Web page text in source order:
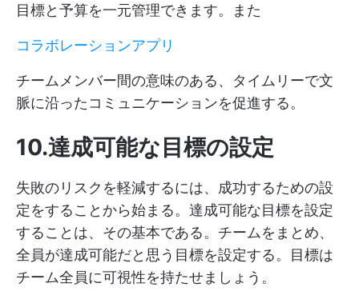
目標と予算を一元管理できます。また
コラボレーションアプリ
チームメンバー間の意味のある、タイムリーで文
脈に沿ったコミュニケーションを促進する。
10.達成可能な目標の設定
失敗のリスクを軽減するには、成功するための設
定をすることから始まる。達成可能な目標を設定
することは、その基本である。チームをまとめ、
全員が達成可能だと思う目標を設定する。目標は
チーム全員に可視性を持たせましょう。